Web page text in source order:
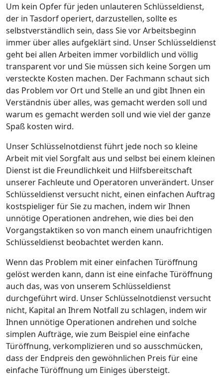
Um kein Opfer für jeden unlauteren Schlüsseldienst,
der in Tasdorf operiert, darzustellen, sollte es
selbstverständlich sein, dass Sie vor Arbeitsbeginn
immer über alles aufgeklärt sind. Unser Schlüsseldienst
geht bei allen Arbeiten immer vorbildlich und völlig
transparent vor und Sie müssen sich keine Sorgen um
versteckte Kosten machen. Der Fachmann schaut sich
das Problem vor Ort und Stelle an und gibt Ihnen ein
Verständnis über alles, was gemacht werden soll und
warum es gemacht werden soll und wie viel der ganze
Spaß kosten wird.
Unser Schlüsselnotdienst führt jede noch so kleine
Arbeit mit viel Sorgfalt aus und selbst bei einem kleinen
Dienst ist die Freundlichkeit und Hilfsbereitschaft
unserer Fachleute und Operatoren unverändert. Unser
Schlüsseldienst versucht nicht, einen einfachen Auftrag
kostspieliger für Sie zu machen, indem wir Ihnen
unnötige Operationen andrehen, wie dies bei den
Vorgangstaktiken so von manch einem unaufrichtigen
Schlüsseldienst beobachtet werden kann.
Wenn das Problem mit einer einfachen Türöffnung
gelöst werden kann, dann ist eine einfache Türöffnung
auch das, was von unserem Schlüsseldienst
durchgeführt wird. Unser Schlüsselnotdienst versucht
nicht, Kapital an Ihrem Notfall zu schlagen, indem wir
Ihnen unnötige Operationen andrehen und solche
simplen Aufträge, wie zum Beispiel eine einfache
Türöffnung, verkomplizieren und so ausschmücken,
dass der Endpreis den gewöhnlichen Preis für eine
einfache Türöffnung um Einiges übersteigt.